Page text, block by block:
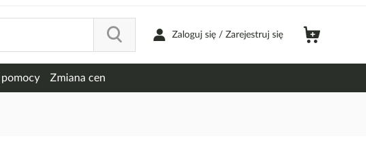
Zaloguj się / Zarejestruj się
Zmiana cen